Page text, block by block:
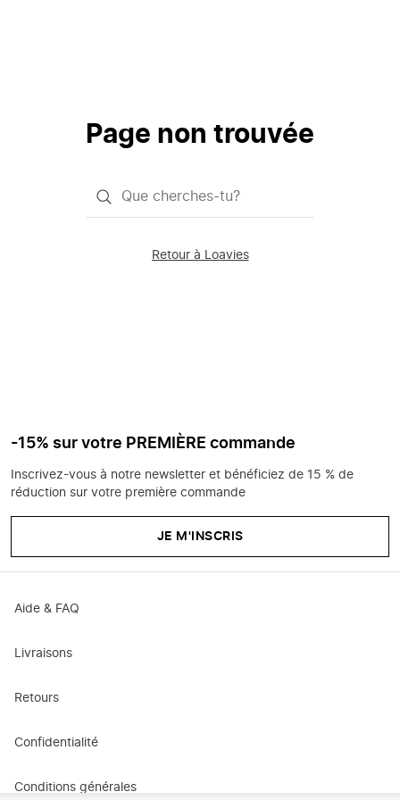
Page non trouvée
Qu'est-
Retour à Loavies
-15% sur votre PREMIÈRE commande
Inscrivez-vous à notre newsletter et bénéficiez de 15 % de
réduction sur votre première commande
JE M'INSCRIS
Aide & FAQ
Livraisons
Retours
Confidentialité
Conditions générales